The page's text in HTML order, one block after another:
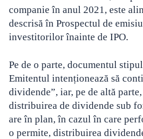
companie în anul 2021, este
descrisă în Prospectul de
investitorilor înainte de IPO.
Pe de o parte, documentul
Emitentul intenționează să
dividende”, iar, pe de altă
distribuirea de dividende sub
are în plan, în cazul în care
o permite, distribuirea